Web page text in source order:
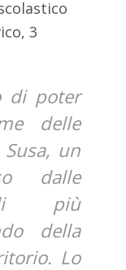
3
di poter
delle
un
dalle
più
della
Lo